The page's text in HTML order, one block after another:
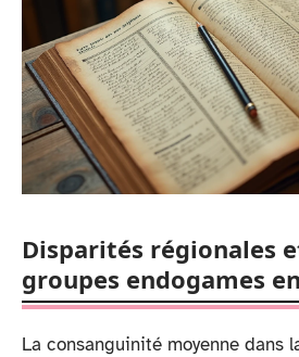
Disparités régionales
groupes endogames
La consanguinité moyenne dans